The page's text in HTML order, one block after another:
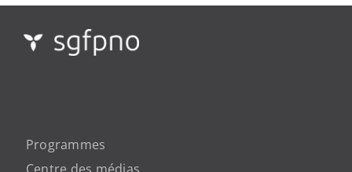
Programmes